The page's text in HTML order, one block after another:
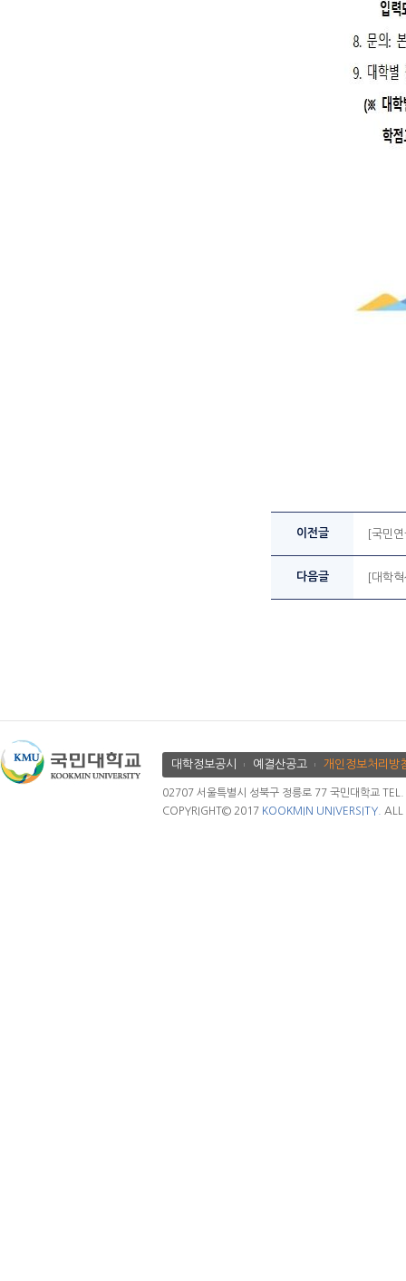
이전글 [국민
다음글 [대학
대학정보공시 예결산공고 개인정보처리방
02707 서울특별시 성북구 정릉로 77 국민대학교
COPYRIGHT© 2017 KOOKMIN UNIVERSITY. ALL